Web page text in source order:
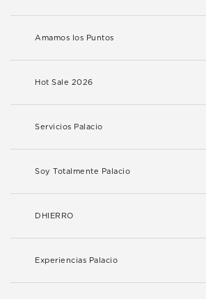
Amamos los Puntos
Hot Sale 2026
Servicios Palacio
Soy Totalmente Palacio
DHIERRO
Experiencias Palacio